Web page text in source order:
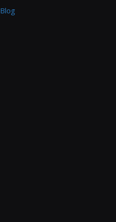
Blog